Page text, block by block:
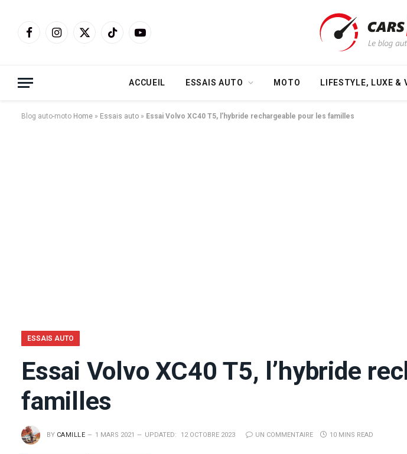
FacebookInstagram
X
TikTokYouTube
ACCUEIL ESSAIS AUTO MOTO LIFESTYLE, LUXE &
Blog auto-moto Home » Essais auto » Essai Volvo XC40 T5, l’hybride rechargeable pour les familles
ESSAIS AUTO
Essai Volvo XC40 T5, l’hybride
familles
BY CAMILLE 1 MARS 2021 UPDATED: 12 OCTOBRE 2023 UN COMMENTAIRE 10 MINS READ